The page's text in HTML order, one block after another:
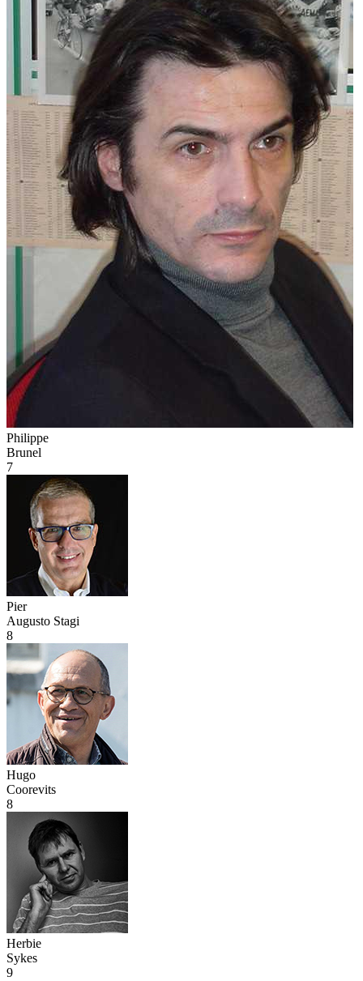
Philippe
Brunel
7
Pier
Augusto Stagi
8
Hugo
Coorevits
8
Herbie
Sykes
9